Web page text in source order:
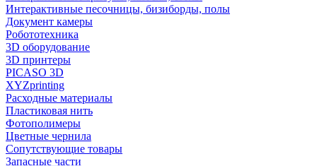
Интерактивные песочницы, бизиборды, полы
Документ камеры
Робототехника
3D оборудование
3D принтеры
PICASO 3D
XYZprinting
Расходные материалы
Пластиковая нить
Фотополимеры
Цветные чернила
Сопутствующие товары
Запасные части